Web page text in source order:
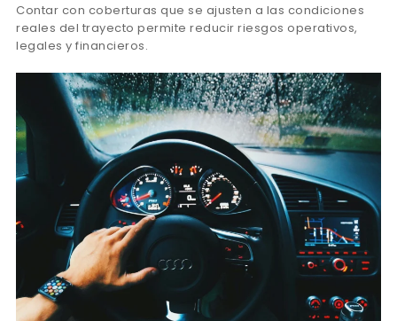
Contar con coberturas que se ajusten a las condiciones
reales del trayecto permite reducir riesgos operativos,
legales y financieros.